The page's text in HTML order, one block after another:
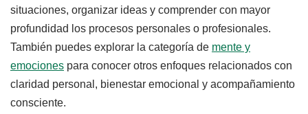
situaciones, organizar ideas y comprender con mayor
profundidad los procesos personales o profesionales.
También puedes explorar la categoría de mente y
emociones para conocer otros enfoques relacionados con
claridad personal, bienestar emocional y acompañamiento
consciente.